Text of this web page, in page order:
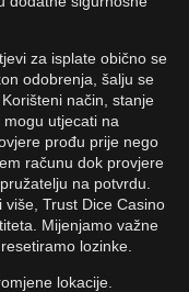
za isplate obično se
odobrenja, šalju se
način, stanje
utjecati na
prođu prije nego
računu dok provjere
na potvrdu.
Trust Dice Casino
Mijenjamo važne
lozinke.
lokacije.